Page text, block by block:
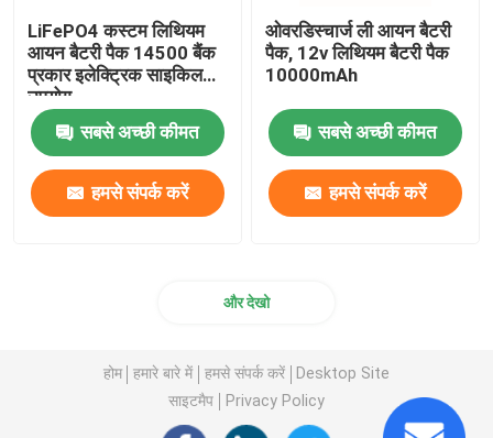
LiFePO4 कस्टम लिथियम
आयन बैटरी पैक 14500 बैंक
प्रकार इलेक्ट्रिक साइकिल
उपयोग
सबसे अच्छी कीमत
हमसे संपर्क करें
ओवरडिस्चार्ज ली आयन बैटरी
पैक, 12v लिथियम बैटरी पैक
10000mAh
सबसे अच्छी कीमत
हमसे संपर्क करें
और देखो
होम हमारे बारे में हमसे संपर्क करें
Desktop Site
साइटमैप
Privacy Policy